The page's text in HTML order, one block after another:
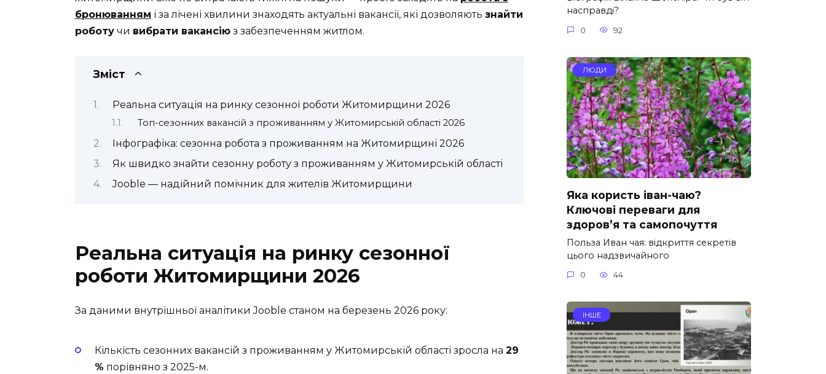
бронюванням і за лічені хвилини знаходять актуальні вакансії, які дозволяють знайти
роботу чи вибрати вакансію з забезпеченням житлом.
Зміст
Реальна ситуація на ринку сезонної роботи Житомирщини 2026
Топ-сезонних вакансій з проживанням у Житомирській області 2026
Інфографіка: сезонна робота з проживанням на Житомирщині 2026
Як швидко знайти сезонну роботу з проживанням у Житомирській області
Jooble — надійний помічник для жителів Житомирщини
Реальна ситуація на ринку сезонної
роботи Житомирщини 2026
За даними внутрішньої аналітики Jooble станом на березень 2026 року:
Кількість сезонних вакансій з проживанням у Житомирській області зросла на 29
% порівняно з 2025-м.
насправді?
0 92
ЛЮДИ
Яка користь іван-чаю?
Ключові переваги для
здоров’я та самопочуття
Польза Иван чая: відкриття секретів
цього надзвичайного
0 44
ІНШЕ